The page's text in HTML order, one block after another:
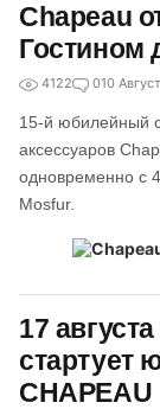
Chapeau
Гостином
4122 010
15-й юбилейный
аксессуаров
одновременно с
Mosfur.
17
стартует
CHAPEAU